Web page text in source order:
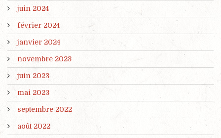
juin 2024
février 2024
janvier 2024
novembre 2023
juin 2023
mai 2023
septembre 2022
août 2022